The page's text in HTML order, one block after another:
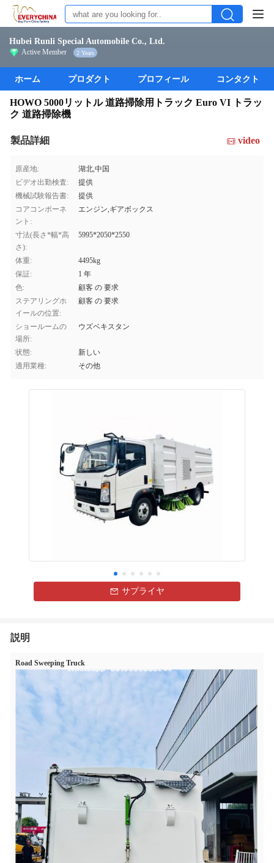
Hubei Runli Special Automobile Co., Ltd.
Active Member 2 Years
ホーム プロダクト プロフィール コンタクト
HOWO 5000リットル 道路掃除用トラック Euro VI トラッ
ク 道路掃除機
製品詳細 video
原産地:
湖北,中国
ビデオ出勤検査:
提供
機械試験報告書:
提供
コアコンポーネ
ント:
エンジン,ギアボックス
寸法(長さ*幅*高
さ):
5995*2050*2550
体重:
4495kg
保証:
1 年
色:
顧客 の 要求
ステアリングホ
イールの位置:
顧客 の 要求
ショールームの
場所:
ウズベキスタン
状態:
新しい
適用業種:
その他
サプライヤ
説明
Road Sweeping Truck